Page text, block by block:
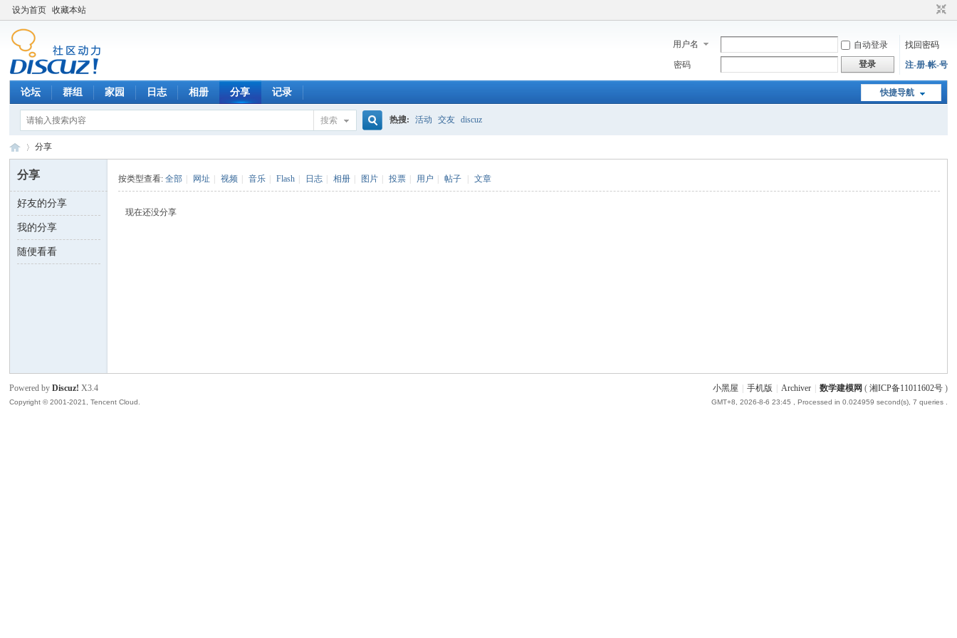
设为首页 收藏本站
用户名 自动登录
找回密码
密码
登录 注-册-帐-号
快捷导航
论坛 群组 家园 日志 相册 分享 记录
搜索 热搜: 活动 交友 discuz
数 ›
分享
分享
好友的分享
我的分享
随便看看
按类型查看:全部 网址 视频 音乐 Flash 日志 相册 图片 投票 用户 帖子 文章
现在还没分享
小黑屋 手机版 Archiver 数学建模网 ( 湘ICP备11011602号)
GMT+8, 2026-8-6 23:45 , Processed in 0.024959 second(s), 7 queries .
Powered byDiscuz! X3.4
Copyright © 2001-2021, Tencent Cloud.